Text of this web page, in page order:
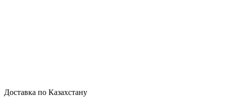
Доставка по Казахстану